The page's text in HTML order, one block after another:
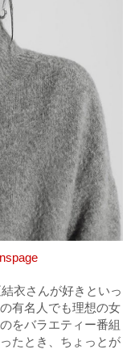
衣さんが好きといっ
有名人でも理想の女
をバラエティー番組
たとき、ちょっとが